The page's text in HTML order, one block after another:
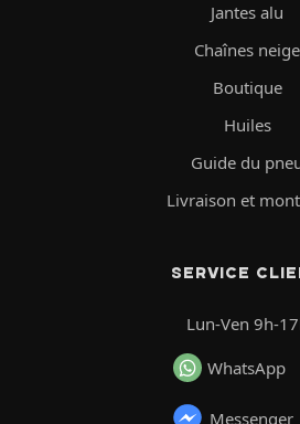
Jantes alu
Chaînes neige
Boutique
Huiles
Guide du
Livraison et
SERVICE
Lun-Ven 9h-
WhatsApp
Messenger